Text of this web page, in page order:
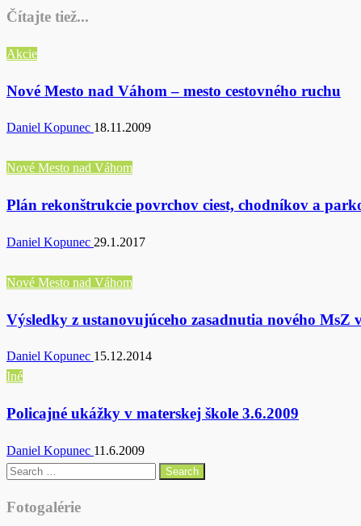
Čítajte tiež...
Akcie
Nové Mesto nad Váhom – mesto cestovného ruchu
Daniel Kopunec 18.11.2009
Nové Mesto nad Váhom
Plán rekonštrukcie povrchov ciest, chodníkov a
Daniel Kopunec 29.1.2017
Nové Mesto nad Váhom
Výsledky z ustanovujúceho zasadnutia nového MsZ
Daniel Kopunec 15.12.2014
Iné
Policajné ukážky v materskej škole 3.6.2009
Daniel Kopunec 11.6.2009
Search
Fotogalérie